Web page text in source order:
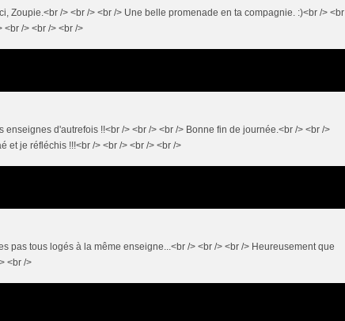
Zoupie.<br /> <br /> <br /> Une belle promenade en ta compagnie. :)<br /> <br
/> <br /> <br />
d'autrefois !!<br /> <br /> <br /> Bonne fin de journée.<br /> <br />
et je réfléchis !!!<br /> <br /> <br /> <br />
pas tous logés à la même enseigne...<br /> <br /> <br /> Heureusement que
<br />